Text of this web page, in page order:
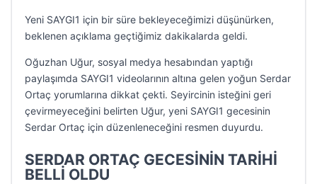
Yeni SAYGI1 için bir süre bekleyeceğimizi düşünürken,
beklenen açıklama geçtiğimiz dakikalarda geldi.
Oğuzhan Uğur, sosyal medya hesabından yaptığı
paylaşımda SAYGI1 videolarının altına gelen yoğun Serdar
Ortaç yorumlarına dikkat çekti. Seyircinin isteğini geri
çevirmeyeceğini belirten Uğur, yeni SAYGI1 gecesinin
Serdar Ortaç için düzenleneceğini resmen duyurdu.
SERDAR ORTAÇ GECESİNİN TARİHİ
BELLİ OLDU